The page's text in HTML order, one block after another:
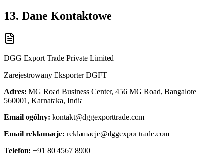
13. Dane Kontaktowe
DGG Export Trade Private Limited
Zarejestrowany Eksporter DGFT
Adres: MG Road Business Center, 456 MG Road, Bangalore
560001, Karnataka, India
Email ogólny: kontakt@dggexporttrade.com
Email reklamacje: reklamacje@dggexporttrade.com
Telefon: +91 80 4567 8900